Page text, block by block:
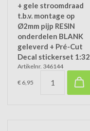
+ gele stroomdraad
t.b.v. montage op
Ø2mm pijp RESIN
onderdelen BLANK
geleverd + Pré-Cut
Decal stickerset 1:32
Artikelnr. 346144
€ 6,95